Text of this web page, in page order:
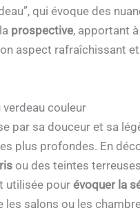
qui évoque des
prospective, apportant
aspect rafraîchissant
couleur
par sa douceur et sa
plus profondes. En
ou des teintes
utilisée pour évoquer la
les salons ou les